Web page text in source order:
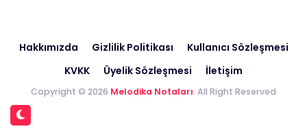
Hakkımızda Gizlilik Politikası
Kullanıcı Sözleşmesi
KVKK
Üyelik Sözleşmesi İletişim
Copyright © 2026 Melodika Notaları. All Right Reserved